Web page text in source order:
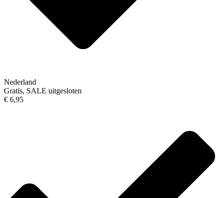
Nederland
Gratis, SALE uitgesloten
€ 6,95